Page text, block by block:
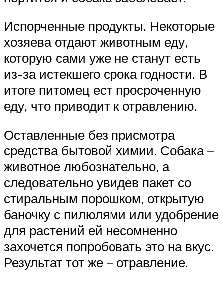
Испорченные продукты. Некоторые
хозяева отдают животным еду,
которую сами уже не станут есть
из-за истекшего срока годности. В
итоге питомец ест просроченную
еду, что приводит к отравлению.
Оставленные без присмотра
средства бытовой химии. Собака –
животное любознательно, а
следовательно увидев пакет со
стиральным порошком, открытую
баночку с пилюлями или удобрение
для растений ей несомненно
захочется попробовать это на вкус.
Результат тот же – отравление.